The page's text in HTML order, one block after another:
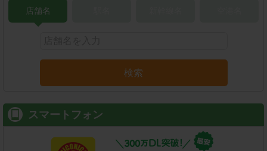
店舗名
検索
スマートフォン